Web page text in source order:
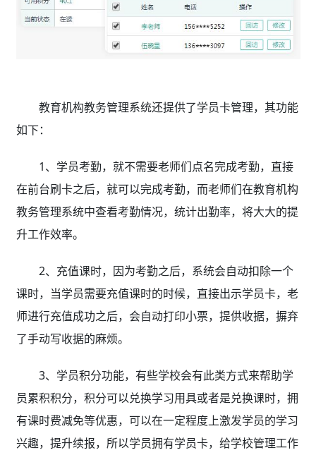
教育机构教务管理系统还提供了学员卡管理，其功能
如下：
1、学员考勤，就不需要老师们点名完成考勤，直接
在前台刷卡之后，就可以完成考勤，而老师们在教育机构
教务管理系统中查看考勤情况，统计出勤率，将大大的提
升工作效率。
2、充值课时，因为考勤之后，系统会自动扣除一个
课时，当学员需要充值课时的时候，直接出示学员卡，老
师进行充值成功之后，会自动打印小票，提供收据，摒弃
了手动写收据的麻烦。
3、学员积分功能，有些学校会有此类方式来帮助学
员累积积分，积分可以兑换学习用具或者是兑换课时，拥
有课时费减免等优惠，可以在一定程度上激发学员的学习
兴趣，提升续报，所以学员拥有学员卡，给学校管理工作